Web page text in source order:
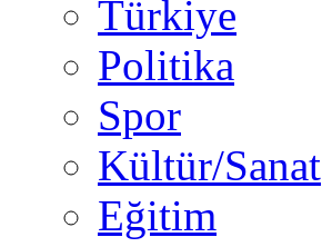
Türkiye
Politika
Spor
Kültür/Sanat
Eğitim